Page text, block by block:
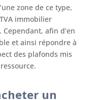
zone de ce type,
immobilier
afin d’en
et ainsi répondre à
des plafonds mis
un